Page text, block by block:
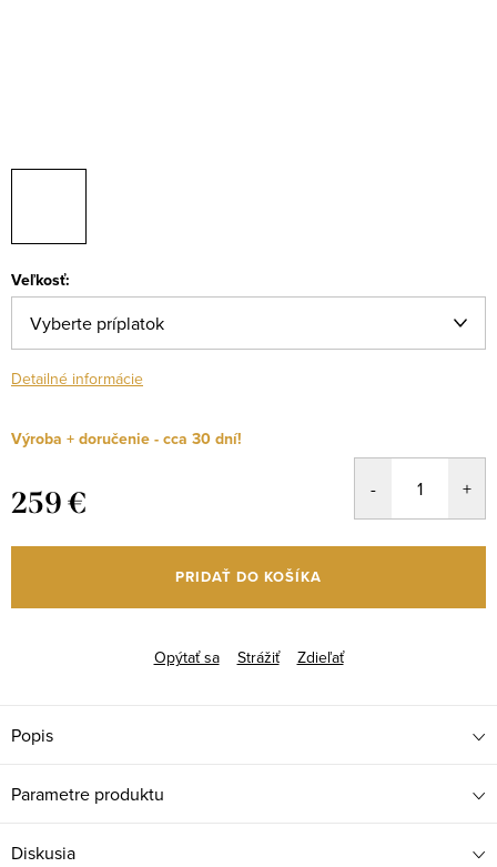
Veľkosť:
Detailné informácie
Výroba + doručenie - cca 30 dní!
259 €
cena:
PRIDAŤ DO KOŠÍKA
Opýtať sa Strážiť Zdieľať
Popis
Parametre produktu
Diskusia